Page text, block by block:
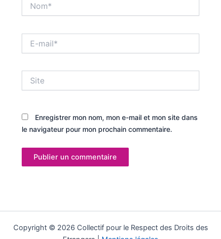
mail*
Enregistrer mon nom, mon e-mail et mon site dans
le navigateur pour mon prochain commentaire.
Copyright © 2026 Collectif pour le Respect des Droits des